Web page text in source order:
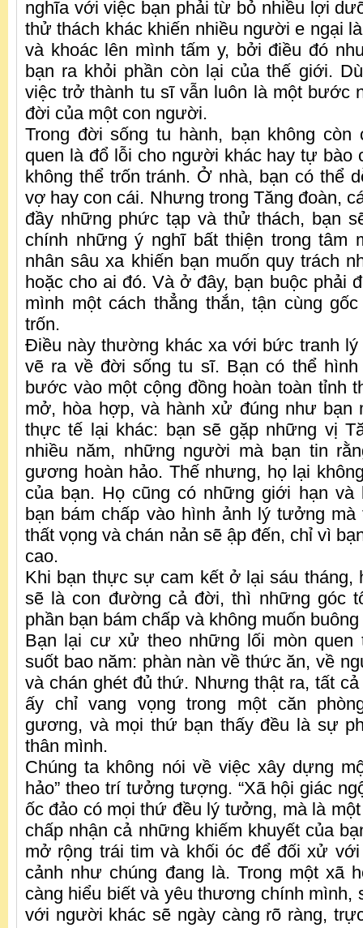
nghĩa với việc bạn phải từ bỏ nhiều lợi
thử thách khác khiến nhiều người e ngại
và khoác lên mình tấm y, bởi điều đó
bạn ra khỏi phần còn lại của thế giới.
việc trở thành tu sĩ vẫn luôn là một bước
đời của một con người.
Trong đời sống tu hành, bạn không còn
quen là đổ lỗi cho người khác hay tự bào
không thể trốn tránh. Ở nhà, bạn có thể
vợ hay con cái. Nhưng trong Tăng đoàn,
đầy những phức tạp và thử thách, bạn
chính những ý nghĩ bất thiện trong tâm
nhân sâu xa khiến bạn muốn quy trách
hoặc cho ai đó. Và ở đây, bạn buộc phải
mình một cách thẳng thắn, tận cùng
trốn.
Điều này thường khác xa với bức tranh
vẽ ra về đời sống tu sĩ. Bạn có thể hình
bước vào một cộng đồng hoàn toàn tỉnh
mở, hòa hợp, và hành xử đúng như bạn
thực tế lại khác: bạn sẽ gặp những vị
nhiều năm, những người mà bạn tin
gương hoàn hảo. Thế nhưng, họ lại
của bạn. Họ cũng có những giới hạn và
bạn bám chấp vào hình ảnh lý tưởng
thất vọng và chán nản sẽ ập đến, chỉ vì
cao.
Khi bạn thực sự cam kết ở lại sáu tháng,
sẽ là con đường cả đời, thì những góc
phần bạn bám chấp và không muốn
Bạn lại cư xử theo những lối mòn quen
suốt bao năm: phàn nàn về thức ăn, về
và chán ghét đủ thứ. Nhưng thật ra, tất
ấy chỉ vang vọng trong một căn
gương, và mọi thứ bạn thấy đều là sự
thân mình.
Chúng ta không nói về việc xây dựng
hảo” theo trí tưởng tượng. “Xã hội giác
ốc đảo có mọi thứ đều lý tưởng, mà là
chấp nhận cả những khiếm khuyết của
mở rộng trái tim và khối óc để đối xử
cảnh như chúng đang là. Trong một xã
càng hiểu biết và yêu thương chính mình,
với người khác sẽ ngày càng rõ ràng,